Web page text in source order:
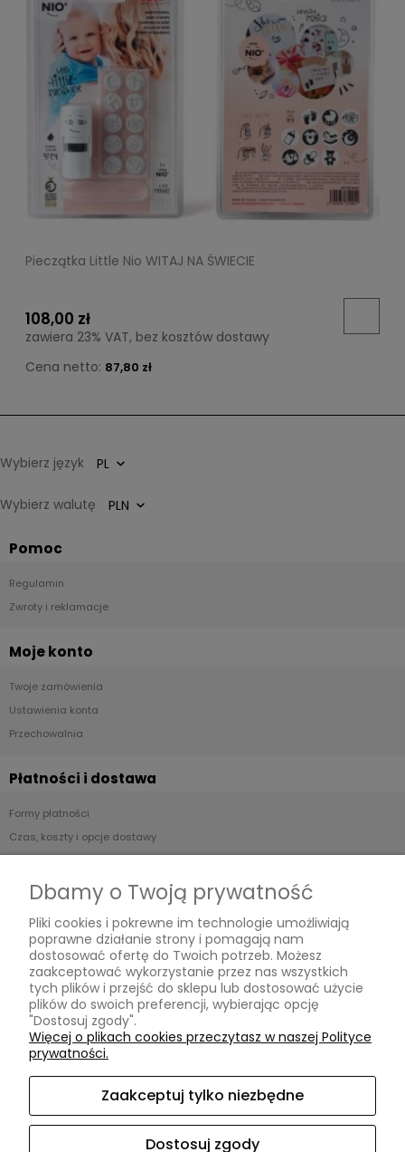
Pieczątka Little Nio WITAJ NA ŚWIECIE
108,00 zł
zawiera 23% VAT, bez kosztów dostawy
Cena netto: 87,80 zł
Wybierz język
Wybierz walutę
Pomoc
Regulamin
Zwroty i reklamacje
Moje konto
Twoje zamówienia
Ustawienia konta
Przechowalnia
Płatności i dostawa
Formy płatności
Czas, koszty i opcje dostawy
Informacje
Jak kupować?
Polityka prywatności
O nas
Kontakt
O firmie
Dbamy o Twoją prywatność
Pliki cookies i pokrewne im technologie umożliwiają
poprawne działanie strony i pomagają nam
dostosować ofertę do Twoich potrzeb. Możesz
zaakceptować wykorzystanie przez nas wszystkich
tych plików i przejść do sklepu lub dostosować użycie
plików do swoich preferencji, wybierając opcję
"Dostosuj zgody".
Więcej o plikach cookies przeczytasz w naszej Polityce
prywatności.
Zaakceptuj tylko niezbędne
Dostosuj zgody